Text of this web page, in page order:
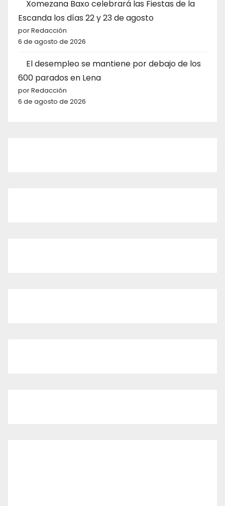
Xomezana Baxo celebrará las Fiestas de la
Escanda los días 22 y 23 de agosto
por Redacción
6 de agosto de 2026
El desempleo se mantiene por debajo de los
600 parados en Lena
por Redacción
6 de agosto de 2026